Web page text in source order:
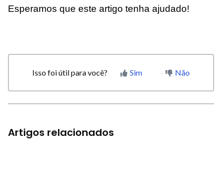
Esperamos que este artigo tenha ajudado!
Isso foi útil para você? Sim Não
Artigos relacionados